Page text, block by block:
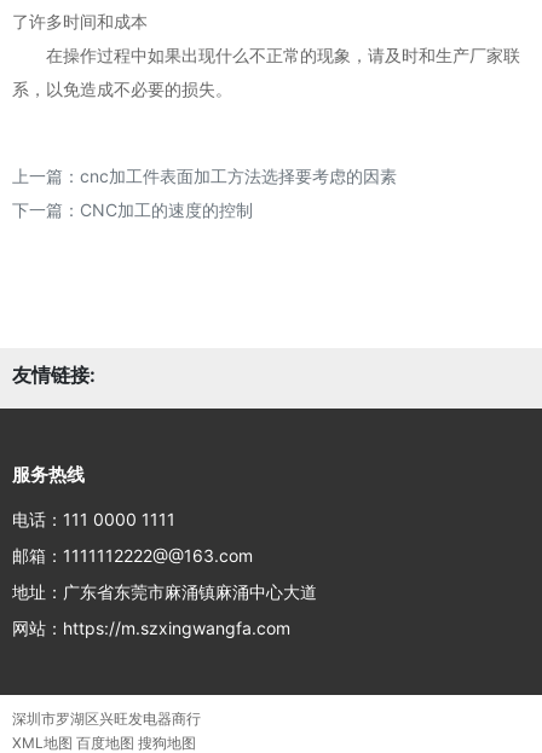
了许多时间和成本
在操作过程中如果出现什么不正常的现象，请及时和生产厂家联
系，以免造成不必要的损失。
上一篇： cnc加工件表面加工方法选择要考虑的因素
下一篇： CNC加工的速度的控制
友情链接:
服务热线
电话：111 0000 1111
邮箱：1111112222@@163.com
地址：广东省东莞市麻涌镇麻涌中心大道
网站：https://m.szxingwangfa.com
深圳市罗湖区兴旺发电器商行
XML地图 百度地图 搜狗地图